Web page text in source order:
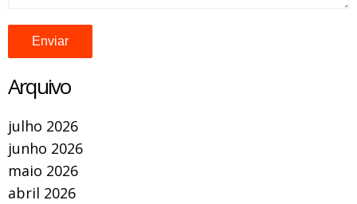
Arquivo
julho 2026
junho 2026
maio 2026
abril 2026